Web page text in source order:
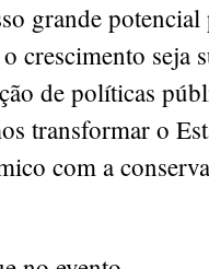
grande
crescimento seja
de políticas
transformar o
com a